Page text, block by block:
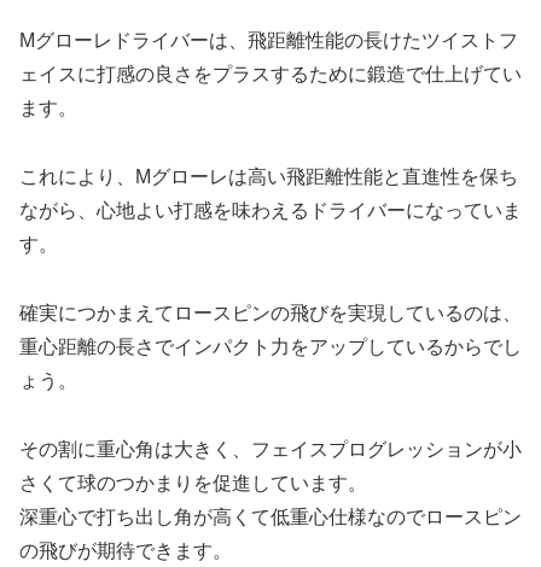
Mグローレドライバーは、飛距離性能の長けたツイストフ
ェイスに打感の良さをプラスするために鍛造で仕上げてい
ます。
これにより、Mグローレは高い飛距離性能と直進性を保ち
ながら、心地よい打感を味わえるドライバーになっていま
す。
確実につかまえてロースピンの飛びを実現しているのは、
重心距離の長さでインパクト力をアップしているからでし
ょう。
その割に重心角は大きく、フェイスプログレッションが小
さくて球のつかまりを促進しています。
深重心で打ち出し角が高くて低重心仕様なのでロースピン
の飛びが期待できます。